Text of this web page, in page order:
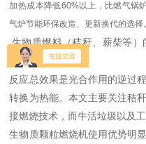
加热成本降低60%以上，比燃气锅
气炉节能环保改造、更新换代的选择
生物质燃料（秸秆、薪柴等
放热的化学反应。
反应总效果是光合作用的逆过
转换为热能。本文主要关注秸
接燃烧技术，而牛活垃圾以及
生物质颗粒燃烧机使用优势明